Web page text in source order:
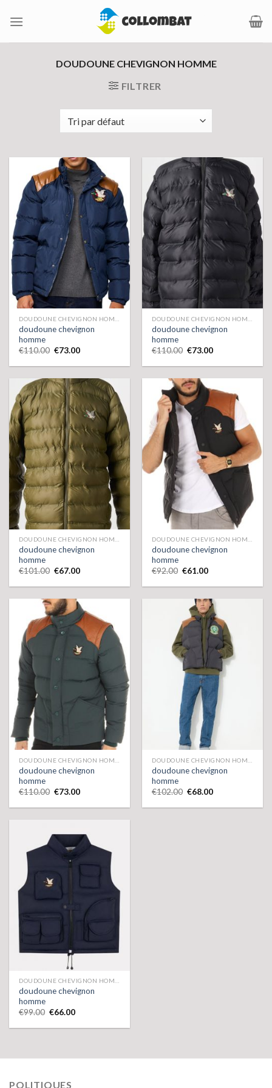
DOUDOUNE CHEVIGNON HOMME
FILTRER
doudoune chevignon
homme
€110.00 €73.00
doudoune chevignon
homme
€110.00 €73.00
doudoune chevignon
homme
€101.00 €67.00
doudoune chevignon
homme
€92.00 €61.00
doudoune chevignon
homme
€110.00 €73.00
doudoune chevignon
homme
€102.00 €68.00
doudoune chevignon
homme
€99.00 €66.00
POLITIQUES